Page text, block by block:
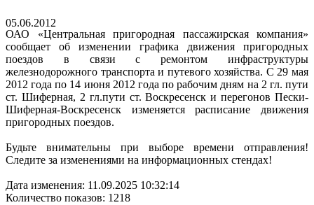
05.06.2012
ОАО «Центральная пригородная пассажирская компания»
сообщает об изменении графика движения пригородных
поездов в связи с ремонтом инфраструктуры
железнодорожного транспорта и путевого хозяйства. С 29 мая
2012 года по 14 июня 2012 года по рабочим дням на 2 гл. пути
ст. Шиферная, 2 гл.пути ст. Воскресенск и перегонов Пески-
Шиферная-Воскресенск изменяется расписание движения
пригородных поездов.
Будьте внимательны при выборе времени отправления!
Следите за изменениями на информационных стендах!
Дата изменения: 11.09.2025 10:32:14
Количество показов: 1218